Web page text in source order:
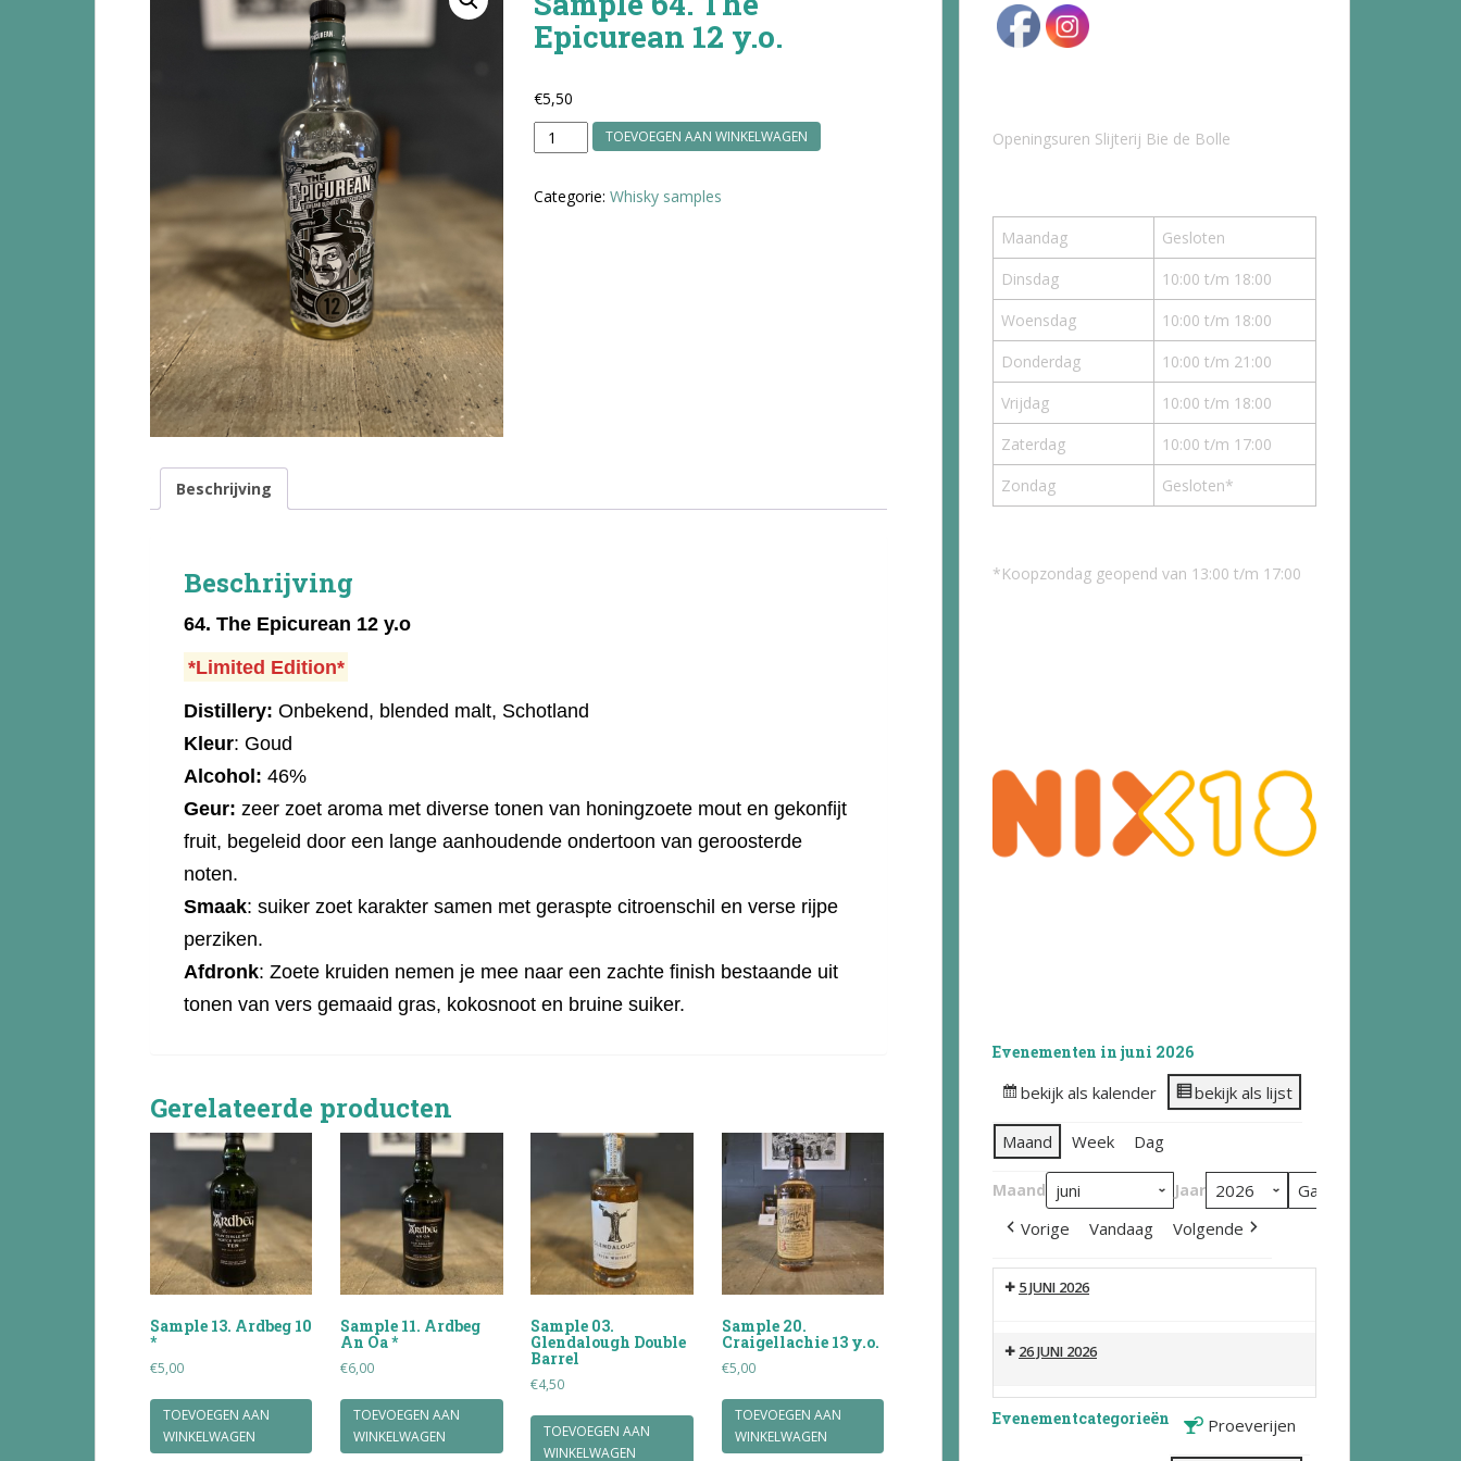
Epicurean 12 y.o.
€5,50
Sample
64.
Epicurean
TOEVOEGEN AAN WINKELWAGEN
Categorie: Whisky samples
Beschrijving
Beschrijving
64. The Epicurean 12 y.o
*Limited Edition*
Distillery: Onbekend, blended malt, Schotland
Kleur: Goud
Alcohol: 46%
Geur: zeer zoet aroma met diverse tonen van honingzoete mout en gekonfijt
fruit, begeleid door een lange aanhoudende ondertoon van geroosterde
noten.
Smaak: suiker zoet karakter samen met geraspte citroenschil en verse rijpe
perziken.
Afdronk: Zoete kruiden nemen je mee naar een zachte finish bestaande uit
tonen van vers gemaaid gras, kokosnoot en bruine suiker.
Gerelateerde producten
Sample 13. Ardbeg 10
*
€5,00
TOEVOEGEN AAN
WINKELWAGEN
Sample 11. Ardbeg
An Oa *
€6,00
TOEVOEGEN AAN
WINKELWAGEN
Sample 03.
Glendalough Double
Barrel
€4,50
TOEVOEGEN AAN
WINKELWAGEN
Sample 20.
Craigellachie 13 y.o.
€5,00
TOEVOEGEN AAN
WINKELWAGEN
Openingsuren Slijterij Bie de Bolle
Maandag
Gesloten
Dinsdag
10:00 t/m 18:00
Woensdag
10:00 t/m 18:00
Donderdag
10:00 t/m 21:00
Vrijdag
10:00 t/m 18:00
Zaterdag
10:00 t/m 17:00
Zondag
Gesloten*
*Koopzondag geopend van 13:00 t/m 17:00
Evenementen in juni 2026
bekijk als kalender bekijk als lijst
Maand Week Dag
Maand Jaar
Vorige Vandaag Volgende
5 JUNI 2026
26 JUNI 2026
Evenementcategorieën Proeverijen